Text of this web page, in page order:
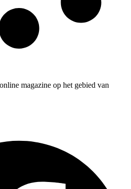
magazine op het gebied van